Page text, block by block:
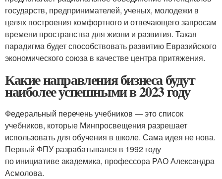
государств, предпринимателей, ученых, молодежи в
целях построения комфортного и отвечающего запросам
времени пространства для жизни и развития. Такая
парадигма будет способствовать развитию Евразийского
экономического союза в качестве центра притяжения.
Какие направления бизнеса будут
наиболее успешными в 2023 году
Федеральный перечень учебников — это список
учебников, которые Минпросвещения разрешает
использовать для обучения в школе. Сама идея не нова.
Первый ФПУ разрабатывался в 1992 году
по инициативе академика, профессора РАО Александра
Асмолова.